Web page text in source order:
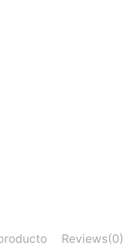
Reviews(0)